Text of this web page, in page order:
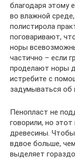
благодаря этому
во влажной
полистирола
поговаривают,
норы
частично – если
проделают норы
истребите с
задумываться об
Пенопласт не
говорили, но
древесины. Чтобы
вдвое больше,
выделяет